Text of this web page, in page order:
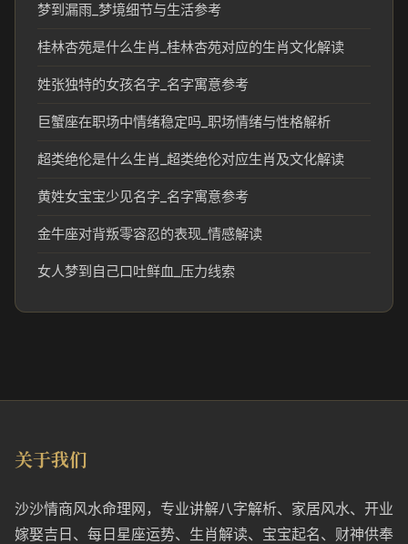
梦到漏雨_梦境细节与生活参考
桂林杏苑是什么生肖_桂林杏苑对应的生肖文化解读
姓张独特的女孩名字_名字寓意参考
巨蟹座在职场中情绪稳定吗_职场情绪与性格解析
超类绝伦是什么生肖_超类绝伦对应生肖及文化解读
黄姓女宝宝少见名字_名字寓意参考
金牛座对背叛零容忍的表现_情感解读
女人梦到自己口吐鲜血_压力线索
关于我们
沙沙情商风水命理网，专业讲解八字解析、家居风水、开业
嫁娶吉日、每日星座运势、生肖解读、宝宝起名、财神供奉